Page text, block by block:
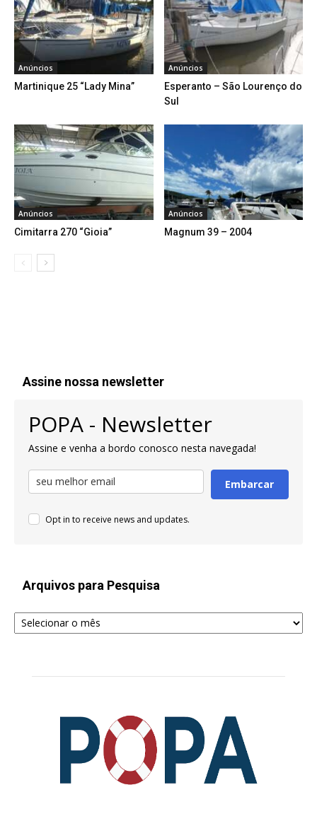
Anúncios
Martinique 25 “Lady Mina”
Anúncios
Esperanto – São Lourenço do
Sul
Anúncios
Cimitarra 270 “Gioia”
Anúncios
Magnum 39 – 2004
Assine nossa newsletter
POPA - Newsletter
Assine e venha a bordo conosco nesta navegada!
Embarcar
Opt in to receive news and updates.
Arquivos para Pesquisa
Arquivos
para